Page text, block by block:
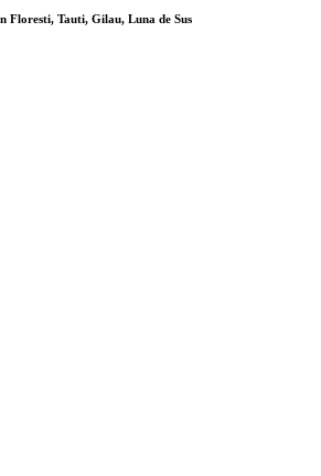
Floresti, Tauti, Gilau, Luna de Sus